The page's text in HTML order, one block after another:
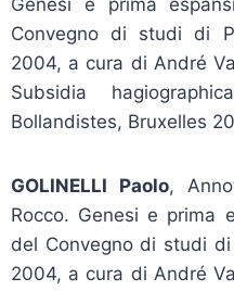
Genesi e prima
Convegno di studi di
2004, a cura di André
Subsidia
Bollandistes, Bruxelles
GOLINELLI Paolo,
Rocco. Genesi e prima
del Convegno di studi
2004, a cura di André